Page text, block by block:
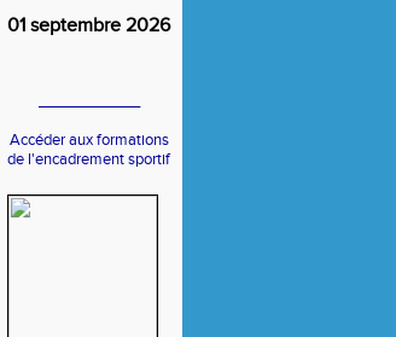
01 septembre 2026
Accéder aux formations
de l'encadrement sportif